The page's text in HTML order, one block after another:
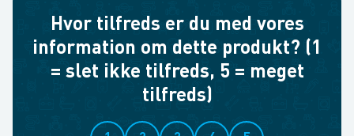
Hvor tilfreds er du med vores
information om dette produkt? (1
= slet ikke tilfreds, 5 = meget
tilfreds)